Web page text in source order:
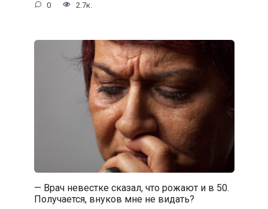
0 2.7к.
— Врач невестке сказал, что рожают и в 50.
Получается, внуков мне не видать?